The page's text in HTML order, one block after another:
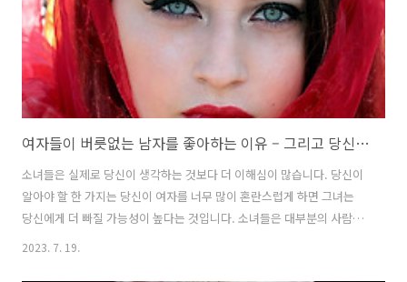
여자들이 버릇없는 남자를 좋아하는 이유 – 그리고 당신도 매혹적인 나쁜 남자가 될 수 있는 방법
소녀들은 실제로 당신이 생각하는 것보다 더 이해심이 많습니다. 당신이
알아야 할 한 가지는 당신이 여자를 너무 많이 혼란스럽게 하면 그녀는
당신에게 더 빠질 가능성이 높다는 것입니다. 소녀들은 대부분의 사람들
보다 요구 사항이 많은 남성에게 매력을 느끼는 경향이 있으며 “나쁜 소
2023. 7. 19.